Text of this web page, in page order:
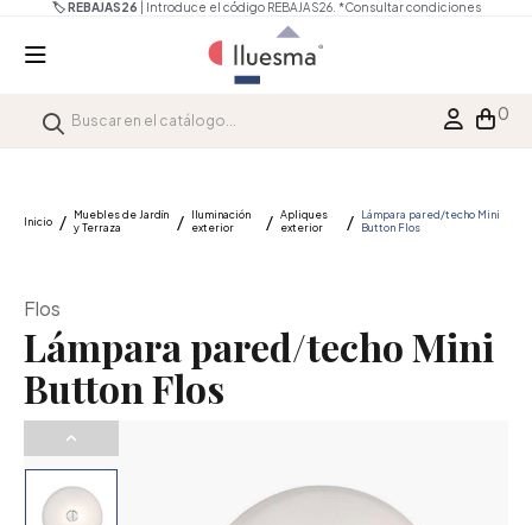
🏷️ REBAJAS26 | Introduce el código REBAJAS26. *Consultar condiciones
0
Inicio
Muebles de Jardín
y Terraza
Iluminación
exterior
Apliques
exterior
Lámpara pared/techo Mini
Button Flos
Flos
Lámpara pared/techo Mini
Button Flos